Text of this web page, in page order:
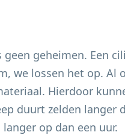
geheimen. Een
we lossen het op. Al
Hierdoor
duurt zelden langer
op dan een uur.